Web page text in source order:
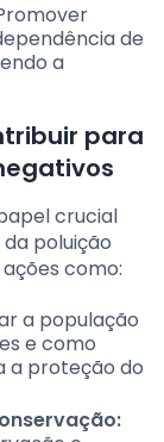
de
a
para
crucial
poluição
como:
a população
e como
a proteção do